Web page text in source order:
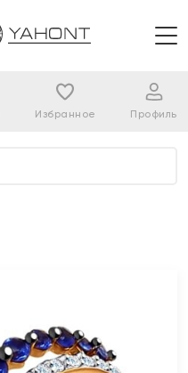
Избранное Профиль